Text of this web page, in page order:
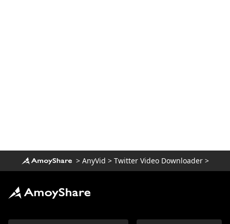
> AnyVid > Twitter Video Downloader>